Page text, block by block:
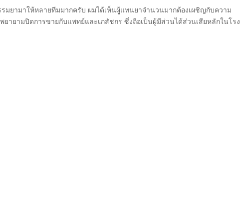
มยามาให้หลายทีมมากครับ ผมได้เห็นผู้แทนยาจำนวนมากต้องเผชิญกับความ
ยายามปิดการขายกับแพทย์และเภสัชกร ซึ่งถือเป็นผู้มีส่วนได้ส่วนเสียหลักในโรง